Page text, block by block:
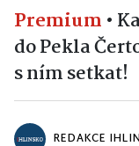
Premium •
do Pekla
s ním setkat!
REDAKCE